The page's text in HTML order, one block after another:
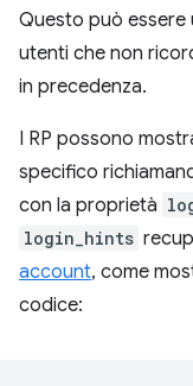
Questo può essere
utenti che non
in precedenza.
I RP possono
specifico
con la proprietà
login_hints
account, come
codice: